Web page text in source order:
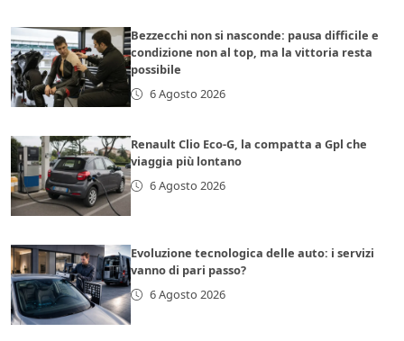
Bezzecchi non si nasconde: pausa difficile e
condizione non al top, ma la vittoria resta
possibile
6 Agosto 2026
Renault Clio Eco-G, la compatta a Gpl che
viaggia più lontano
6 Agosto 2026
Evoluzione tecnologica delle auto: i servizi
vanno di pari passo?
6 Agosto 2026